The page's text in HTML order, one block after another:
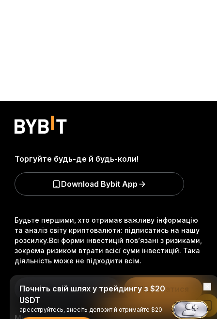
Будьте першими, хто отримає важливу інформацію
та аналіз світу криптовалюти: підписатись на нашу
розсилку.Всі форми інвестицій пов’язані з ризиками,
зокрема ризиком втрати всієї суми інвестицій. Така
діяльність може не підходити всім.
Підписатися
Торгуйте будь-де й будь-коли!
Download Bybit App
Почніть свій шлях у трейдингу з $20
USDT
ареєструйтесь, внесіть депозит й отримайте $20
Читати в застосунку Bybit